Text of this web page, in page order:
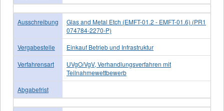
Ausschreibung
Glas and Metal Etch (EMFT-01.2 - EMFT-01.6) (PR1
074784-2270-P)
Vergabestelle
Einkauf Betrieb und Infrastruktur
Verfahrensart
UVgO/VgV, Verhandlungsverfahren mit
Teilnahmewettbewerb
Abgabefrist